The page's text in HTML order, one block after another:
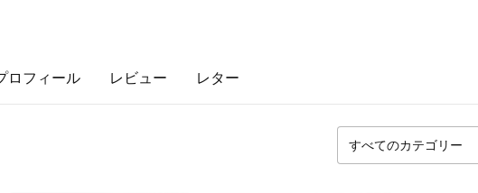
ロフィール レビュー レター